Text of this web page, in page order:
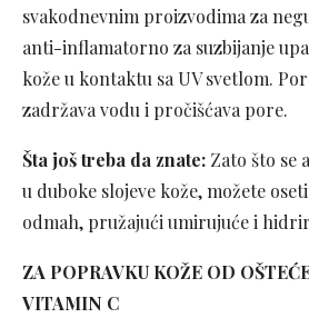
svakodnevnim proizvodima za
anti-inflamatorno za suzbijanje
kože u kontaktu sa UV svetlom.
zadržava vodu i pročišćava pore.
Šta još treba da znate: Zato što se
u duboke slojeve kože, možete
odmah, pružajući umirujuće i
ZA POPRAVKU KOŽE OD
VITAMIN C